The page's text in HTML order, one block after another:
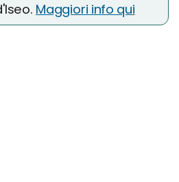
Maggiori info qui